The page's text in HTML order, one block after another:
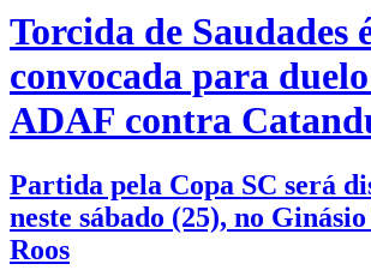
Torcida de Saudades
convocada para
ADAF contra
Partida pela Copa SC será
neste sábado (25), no
Roos